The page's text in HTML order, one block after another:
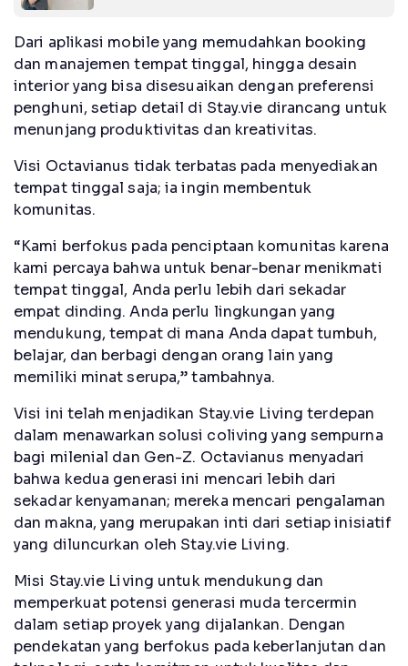
Dari aplikasi mobile yang memudahkan booking
dan manajemen tempat tinggal, hingga desain
interior yang bisa disesuaikan dengan preferensi
penghuni, setiap detail di Stay.vie dirancang untuk
menunjang produktivitas dan kreativitas.
Visi Octavianus tidak terbatas pada menyediakan
tempat tinggal saja; ia ingin membentuk
komunitas.
“Kami berfokus pada penciptaan komunitas karena
kami percaya bahwa untuk benar-benar menikmati
tempat tinggal, Anda perlu lebih dari sekadar
empat dinding. Anda perlu lingkungan yang
mendukung, tempat di mana Anda dapat tumbuh,
belajar, dan berbagi dengan orang lain yang
memiliki minat serupa,” tambahnya.
Visi ini telah menjadikan Stay.vie Living terdepan
dalam menawarkan solusi coliving yang sempurna
bagi milenial dan Gen-Z. Octavianus menyadari
bahwa kedua generasi ini mencari lebih dari
sekadar kenyamanan; mereka mencari pengalaman
dan makna, yang merupakan inti dari setiap inisiatif
yang diluncurkan oleh Stay.vie Living.
Misi Stay.vie Living untuk mendukung dan
memperkuat potensi generasi muda tercermin
dalam setiap proyek yang dijalankan. Dengan
pendekatan yang berfokus pada keberlanjutan dan